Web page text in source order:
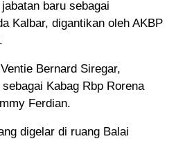
baru sebagai
Kalbar, digantikan oleh AKBP
Bernard Siregar,
Kabag Rbp Rorena
Ferdian.
digelar di ruang Balai